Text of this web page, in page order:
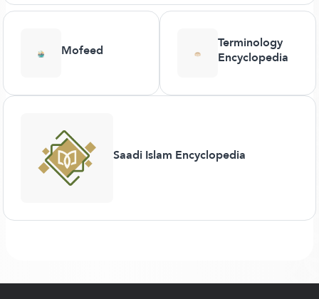
Mofeed Terminology
Encyclopedia
Saadi Islam Encyclopedia